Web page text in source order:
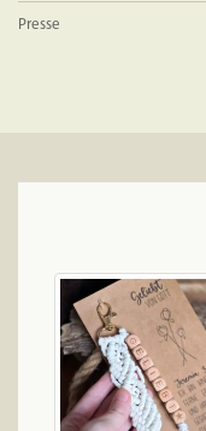
Presse